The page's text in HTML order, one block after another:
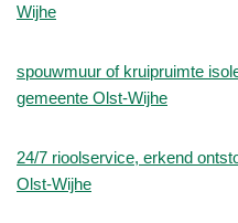
Wijhe
spouwmuur of kruipruimte
gemeente Olst-Wijhe
24/7 rioolservice, erkend
Olst-Wijhe